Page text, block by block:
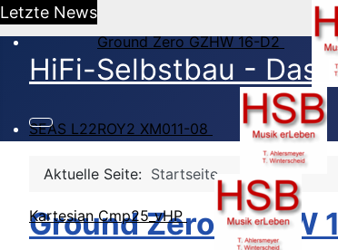
Letzte News
Ground Zero GZHW 16-D2
SEAS L22ROY2 XM011-08
Kartesian Cmp25_vHP
HiFi-Selbstbau - Das
Aktuelle Seite: Startseite
Ground Zero GZHW